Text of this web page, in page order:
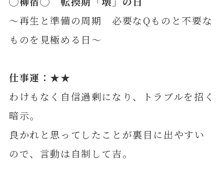
～再生と準備の周期 必要なQものと不要な
ものを見極める日～
仕事運：★★
わけもなく自信過剰になり、トラブルを招く
暗示。
良かれと思ってしたことが裏目に出やすい
ので、言動は自制して吉。